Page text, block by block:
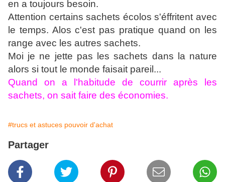
en a toujours besoin.
Attention certains sachets écolos s'éffritent avec
le temps. Alos c'est pas pratique quand on les
range avec les autres sachets.
Moi je ne jette pas les sachets dans la nature
alors si tout le monde faisait pareil...
Quand on a l'habitude de courrir après les
sachets, on sait faire des économies.
#trucs et astuces pouvoir d'achat
Partager